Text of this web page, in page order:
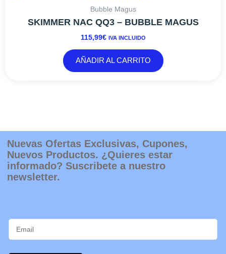
Bubble Magus
SKIMMER NAC QQ3 – BUBBLE MAGUS
115,99€ IVA INCLUIDO
AÑADIR AL CARRITO
Nuevas Ofertas Exclusivas, Cupones,
Nuevos Productos. ¿Quieres estar
informado? Suscribete a nuestro
newsletter.